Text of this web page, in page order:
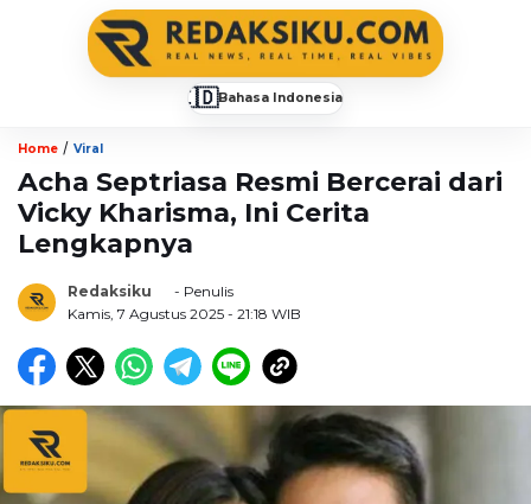
🇮🇩Bahasa Indonesia
Home / Viral
Acha Septriasa Resmi Bercerai dari
Vicky Kharisma, Ini Cerita
Lengkapnya
Redaksiku
- Penulis
Kamis, 7 Agustus 2025 - 21:18 WIB